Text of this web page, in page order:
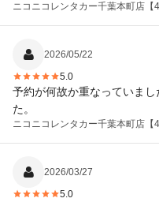
ニコニコレンタカー千葉本町店【
2026/05/22
5.0
予約が何故か重なっていま
た。
ニコニコレンタカー千葉本町店【
2026/03/27
5.0